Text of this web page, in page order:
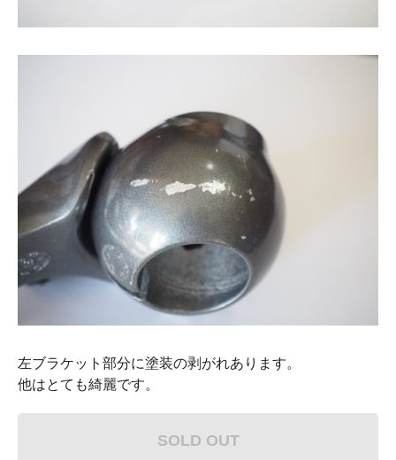
左ブラケット部分に塗装の剥がれあります。
他はとても綺麗です。
SOLD OUT